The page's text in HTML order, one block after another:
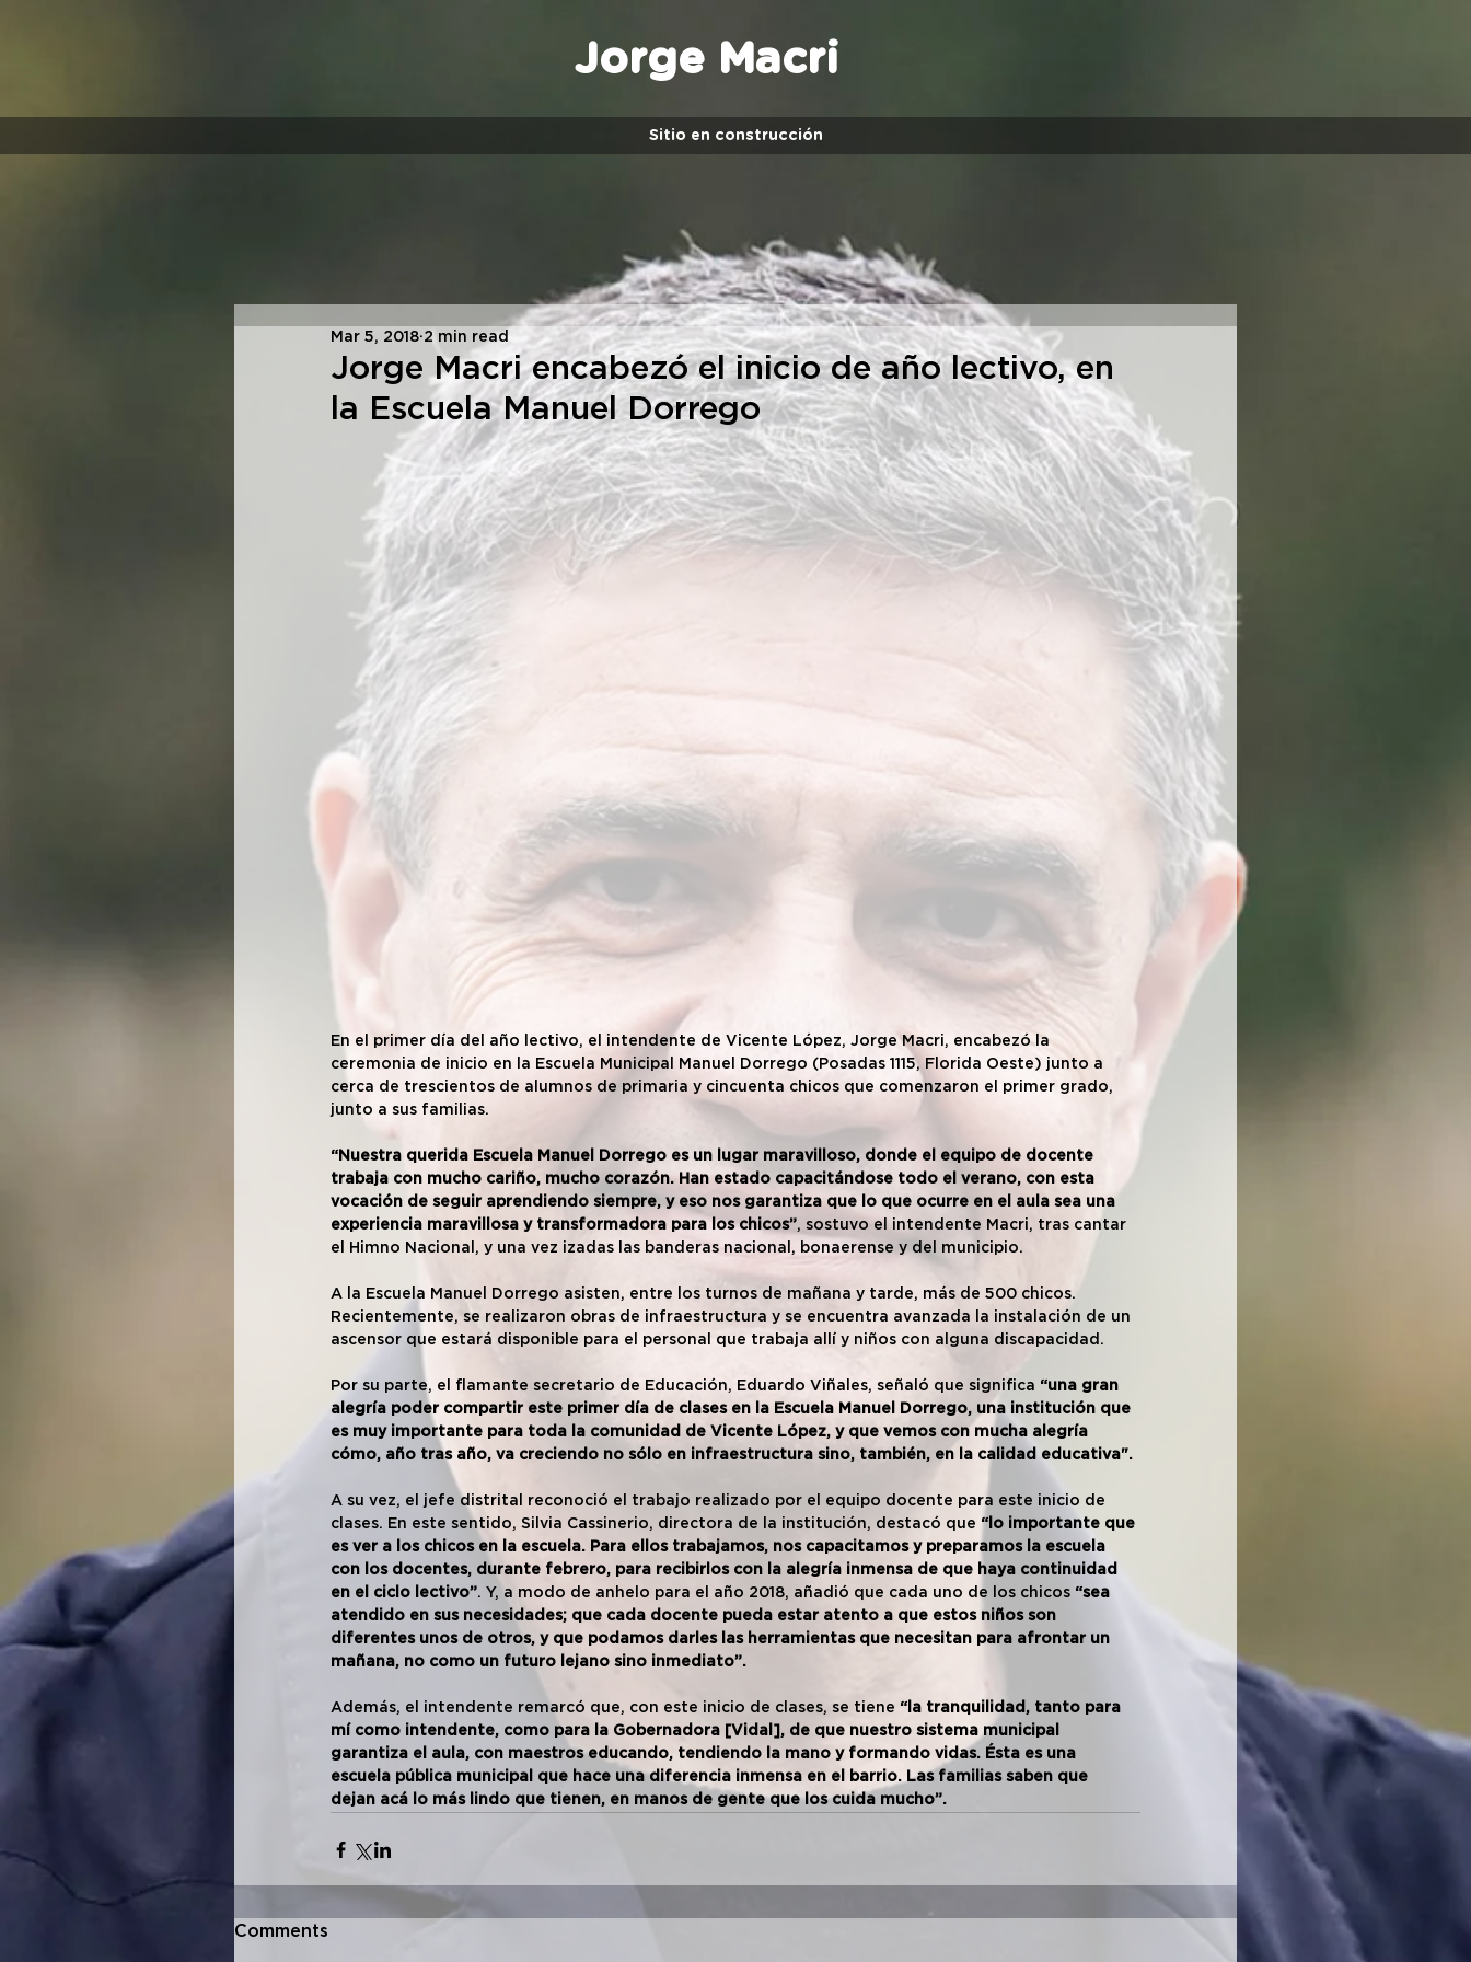
Jorge Macri
Sitio en construcción
Jorge Macri encabezó el inicio de año lectivo, en
la Escuela Manuel Dorrego
Mar 5, 2018 2 min read
En el primer día del año lectivo, el intendente de Vicente López, Jorge Macri, encabezó la
ceremonia de inicio en la Escuela Municipal Manuel Dorrego (Posadas 1115, Florida Oeste) junto a
cerca de trescientos de alumnos de primaria y cincuenta chicos que comenzaron el primer grado,
junto a sus familias.
“Nuestra querida Escuela Manuel Dorrego es un lugar maravilloso, donde el equipo de docente
trabaja con mucho cariño, mucho corazón. Han estado capacitándose todo el verano, con esta
vocación de seguir aprendiendo siempre, y eso nos garantiza que lo que ocurre en el aula sea una
experiencia maravillosa y transformadora para los chicos”, sostuvo el intendente Macri, tras cantar
el Himno Nacional, y una vez izadas las banderas nacional, bonaerense y del municipio.
A la Escuela Manuel Dorrego asisten, entre los turnos de mañana y tarde, más de 500 chicos.
Recientemente, se realizaron obras de infraestructura y se encuentra avanzada la instalación de un
ascensor que estará disponible para el personal que trabaja allí y niños con alguna discapacidad.
Por su parte, el flamante secretario de Educación, Eduardo Viñales, señaló que significa “una gran
alegría poder compartir este primer día de clases en la Escuela Manuel Dorrego, una institución que
es muy importante para toda la comunidad de Vicente López, y que vemos con mucha alegría
cómo, año tras año, va creciendo no sólo en infraestructura sino, también, en la calidad educativa".
A su vez, el jefe distrital reconoció el trabajo realizado por el equipo docente para este inicio de
clases. En este sentido, Silvia Cassinerio, directora de la institución, destacó que “lo importante que
es ver a los chicos en la escuela. Para ellos trabajamos, nos capacitamos y preparamos la escuela
con los docentes, durante febrero, para recibirlos con la alegría inmensa de que haya continuidad
en el ciclo lectivo”. Y, a modo de anhelo para el año 2018, añadió que cada uno de los chicos “sea
atendido en sus necesidades; que cada docente pueda estar atento a que estos niños son
diferentes unos de otros, y que podamos darles las herramientas que necesitan para afrontar un
mañana, no como un futuro lejano sino inmediato”.
Además, el intendente remarcó que, con este inicio de clases, se tiene “la tranquilidad, tanto para
mí como intendente, como para la Gobernadora [Vidal], de que nuestro sistema municipal
garantiza el aula, con maestros educando, tendiendo la mano y formando vidas. Ésta es una
escuela pública municipal que hace una diferencia inmensa en el barrio. Las familias saben que
dejan acá lo más lindo que tienen, en manos de gente que los cuida mucho”.
Comments